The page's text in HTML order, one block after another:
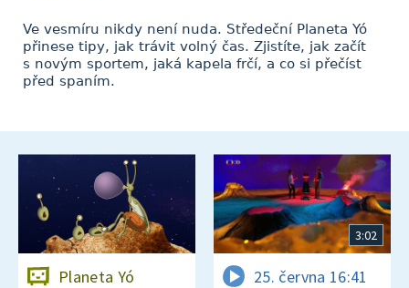
Ve vesmíru nikdy není nuda. Středeční Planeta Yó
přinese tipy, jak trávit volný čas. Zjistíte, jak začít
s novým sportem, jaká kapela frčí, a co si přečíst
před spaním.
Planeta Yó
3:02
25. června 16:41